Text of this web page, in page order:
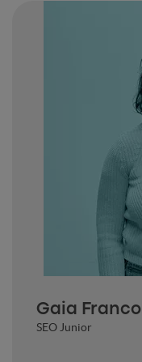
Gaia Franco
SEO Junior